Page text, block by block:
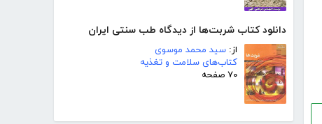
دانلود کتاب شربت‌ها از دیدگاه طب سنتی ایران
از: سید محمد موسوی
کتاب‌های سلامت و تغذیه
۷۰ صفحه